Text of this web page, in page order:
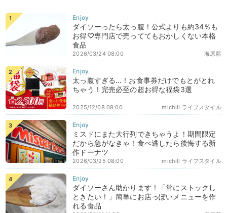
ダイソーったら太っ腹！公式よりも約34％も
お得♡専門店で売っててもおかしくない本格
食品
海原藍
2026/03/24 08:00
太っ腹すぎる…！お食事券だけでもとがとれ
ちゃう！完売必至の超お得な福袋3選
michill ライフスタイル
2025/12/08 08:00
ミスドにまた大行列できちゃうよ！期間限定
だから急がなきゃ！食べ逃したら後悔する新
作ドーナツ
michill ライフスタイル
2026/03/25 08:00
ダイソーさん助かります！「常にストックし
ときたい！」簡単にお店っぽいメニューを作
れる食品